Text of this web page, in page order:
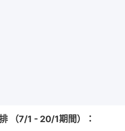
（7/1 - 20/1期間）：